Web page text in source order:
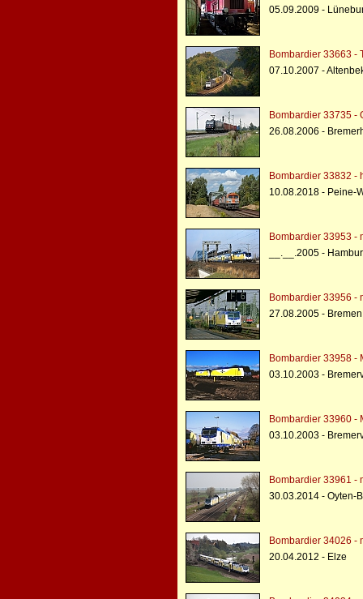
05.09.2009 -
Bombardier 33663 -
07.10.2007 -
Bombardier 33735 -
26.08.2006 -
Bombardier 33832 -
10.08.2018 - Peine-
Bombardier 33953 -
__.__.2005 -
Bombardier 33956 -
27.08.2005 -
Bombardier 33958 -
03.10.2003 -
Bombardier 33960 -
03.10.2003 -
Bombardier 33961 -
30.03.2014 - Oyten-
Bombardier 34026 -
20.04.2012 - Elze